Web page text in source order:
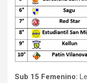
Sub 15 Femenino: